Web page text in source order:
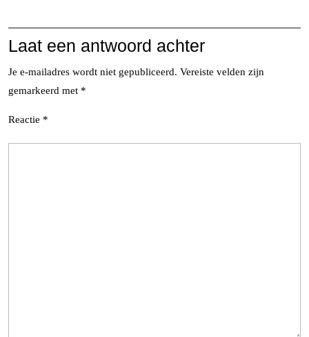
Laat een antwoord achter
Je e-mailadres wordt niet gepubliceerd. Vereiste velden zijn
gemarkeerd met *
Reactie *